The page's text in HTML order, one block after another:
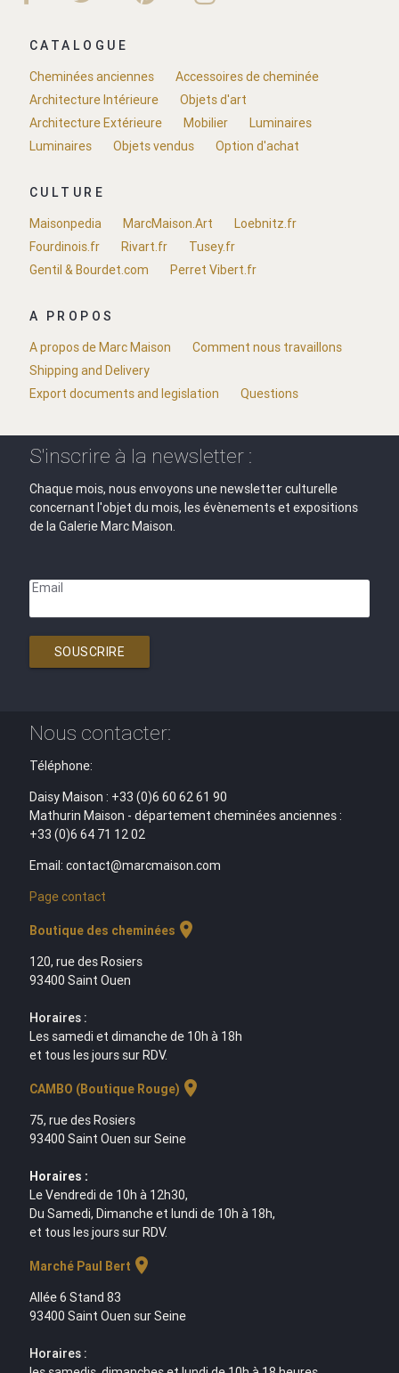
CATALOGUE
Cheminées anciennes
Accessoires de cheminée
Architecture Intérieure
Objets d'art
Architecture Extérieure
Mobilier
Luminaires
Luminaires
Objets vendus Option d'achat
CULTURE
Maisonpedia
MarcMaison.Art
Loebnitz.fr
Fourdinois.fr
Rivart.fr
Tusey.fr
Gentil & Bourdet.com
Perret Vibert.fr
A PROPOS
A propos de Marc Maison
Comment nous travaillons
Shipping and Delivery
Export documents and legislation
Questions
S'inscrire à la newsletter :
Chaque mois, nous envoyons une newsletter culturelle
concernant l'objet du mois, les évènements et expositions
de la Galerie Marc Maison.
Email
SOUSCRIRE
Nous contacter:
Téléphone:
Daisy Maison : +33 (0)6 60 62 61 90
Mathurin Maison - département cheminées anciennes :
+33 (0)6 64 71 12 02
Email: contact@marcmaison.com
Page contact
Boutique des cheminées location_on
120, rue des Rosiers
93400 Saint Ouen
Horaires :
Les samedi et dimanche de 10h à 18h
et tous les jours sur RDV.
CAMBO (Boutique Rouge) location_on
75, rue des Rosiers
93400 Saint Ouen sur Seine
Horaires :
Le Vendredi de 10h à 12h30,
Du Samedi, Dimanche et lundi de 10h à 18h,
et tous les jours sur RDV.
Marché Paul Bert location_on
Allée 6 Stand 83
93400 Saint Ouen sur Seine
Horaires :